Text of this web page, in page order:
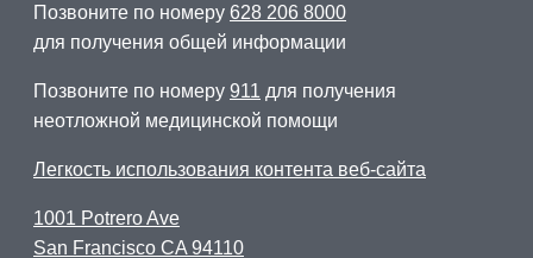
Позвоните по номеру 628 206 8000
для получения общей информации
Позвоните по номеру 911 для получения
неотложной медицинской помощи
Легкость использования контента веб-сайта
1001 Potrero Ave
San Francisco CA 94110